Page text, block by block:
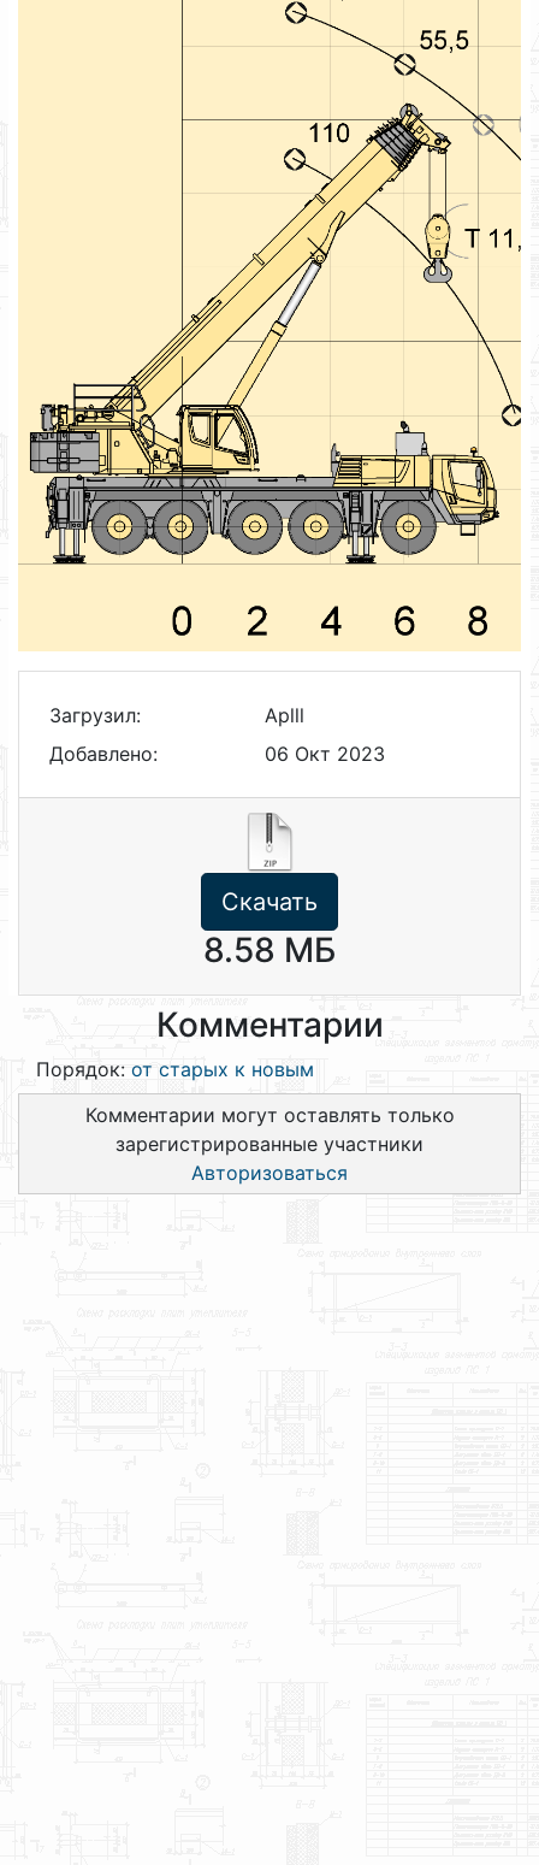
Загрузил:
Aplll
Добавлено:
06 Окт 2023
Скачать
8.58 МБ
Комментарии
Порядок: от старых к новым
Комментарии могут оставлять только
зарегистрированные участники
Авторизоваться